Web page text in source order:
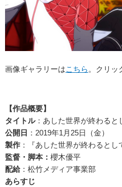
画像ギャラリーはこちら 。クリッ
【作品概要】
タイトル：あした世界が終わると
公開日 ：2019年1月25日（金）
製作 ：『あした世界が終わるとし
監督・脚本： 櫻木優平
配給：松竹メディア事業部
あらすじ